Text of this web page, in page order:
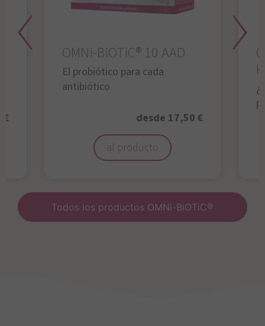
€
OMNi-BiOTiC® 10 AAD
El probiótico para cada
antibiótico
desde 17,50 €
al producto
Todos los productos OMNi-BiOTiC®